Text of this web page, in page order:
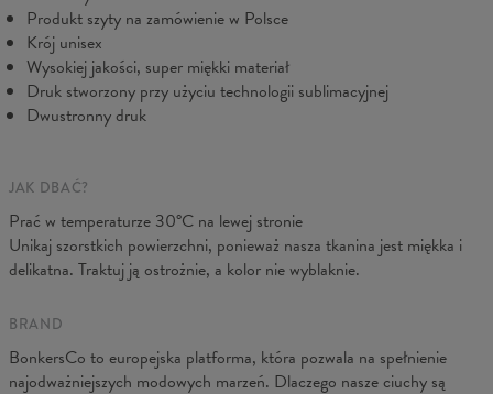
C - Długość ręk.
61 62 63
Produkt szyty na zamówienie w Polsce
Krój unisex
Wysokiej jakości, super miękki materiał
Druk stworzony przy użyciu technologii sublimacyjnej
Dwustronny druk
JAK DBAĆ?
Prać w temperaturze 30°C na lewej stronie
Unikaj szorstkich powierzchni, ponieważ nasza tkanina jest miękka i
delikatna. Traktuj ją ostrożnie, a kolor nie wyblaknie.
BRAND
BonkersCo to europejska platforma, która pozwala na spełnienie
najodważniejszych modowych marzeń. Dlaczego nasze ciuchy są